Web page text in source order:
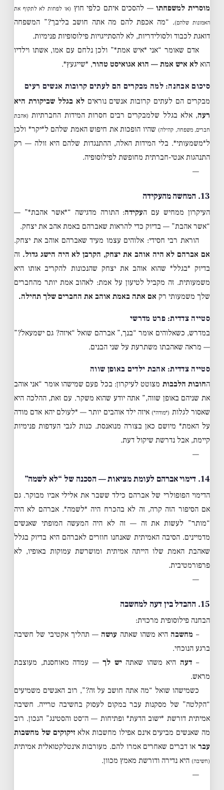
מוסרית למשפחתו— להסכים איתם כלפי חוץ (או לפחות לא לתקוף את
האמונות שלהם). “מה אכפת להם מה אתה חושב בליבך?” המשפחה
דואגת לכבוד ולסולידריות, לא להסתייגויות פילוסופיות פנימיות.
אדם שאומר “אני *איש אמת*” ולכן נלחם עם אמו, אשתו וילדיו
הוא לא איש אמת — הוא אגואיסט טהור, *שייגעץ*.
סיכום אבחנה: למה מבקרים הם לעתים קרובות אנשים רעים
מבקרים הם לעתים קרובות אנשים נוראיםלא בגלל שביקורת היא
רעה, אלא בגלל שלמבקרים רבים חסרות המידות החברתיות (אהבת
חברים, משפחה, קהילה) שהיו הופכות את חיפוש האמת שלהם ל*יקר* ולכן
ל*משמעותי*. בלי המידות האלה, ההתנגדות שלהם היא זולה — רק
התנהגות אנטי-חברתית מחופשת לפילוסופיה.
—
13. המחשה מהעקידה
העיקרון ממחיש עם העקידה: התורה מדגישה “*אשר אהבת*” —
“אשר אהבת” — בדיוק כדי להראות שאברהם באמת אהב את יצחק.
הוראת רבי חסידי: אלוהים עצמו מעיד שאברהם אוהב את יצחק.
אם אברהם לא היה אוהב את יצחק, הקרבן לא היה הישג גדול. זה
בדיוק *בגלל* שהוא אוהב את יצחק שהנכונות להקריב אותו היא
משמעותית. זה מקביל לטיעון על אמת: לאהוב אמת יותר מהחברים
שלך משמעותי רק אם אתה באמת אוהב את החברים שלך תחילה.
סטייה צדדית: פרט מדרשי
במדרש, כשאלוהים אומר “בנך,” אברהם שואל “איזה? גם ישמעאל?”
— מראה שאהבתו משתרעת על שני הבנים.
סטייה צדדית: אהבת ילדים באופן שווה
החובות הלבבות מצוטט לעיקרון: בכל פעם שמישהו אומר “אני אוהב
את שניהם באופן שווה,” אתה יודע שהוא משקר. עם זאת, ההלכה היא
שאסור לגלות (*מודה*) איזה ילד אוהבים יותר — *לעולם יהא אדם מודה
על האמת* מיושם כאן בצורה מנואנסת. כנות לגבי העדפות פנימיות
קיימת, אבל נדרשת שיקול דעת.
—
14. דימוי אברהם לעומת מציאות — הסכנה של “לא לשמה”
הדימוי הפופולרי של אברהם כילד ששבר את אלילי אביו מבוקר. גם
אם הסיפור הזה קרה, זה לא בהכרח היה *לשמה*. אברהם לא היה
“מותר” לעשות את זה — זה לא היה המעשה המופתי שאנשים
מדמיינים. הסיבה האמיתית שאנחנו חוזרים לאברהם היא בדיוק בגלל
שאהבת האמת שלו הייתה אמיתית ומושרשת עמוקות באופיו, לא
פרפורמטיבית.
—
15. ההבדל בין דעה למחשבה
הבחנה פילוסופית מרכזית:
– מחשבה היא משהו שאתה עושה — תהליך אקטיבי של חשיבה
ברגע הנוכחי.
– דעה היא משהו שאתהיש לך— עמדה מאוחסנת, מעוצבת
מראש.
כשמישהו שואל “מה אתה חושב על זה?”, רוב האנשים משמיעים
“הקלטה” של מסקנות עבר במקום לעסוק בחשיבה טרייה. חשיבה
אמיתית דורשת *ישוב הדעת* ופתיחות — ה״סט והסטינג” הנכון. רוב
מה שאנשים מביעים אינם אפילו מחשבות אלא זיקוקים של מחשבות
עבר או דברים שאחרים אמרו להם. מעורבות אינטלקטואלית אמיתית
(חשיבה) היא נדירה ודורשת מאמץ מכוון.
—